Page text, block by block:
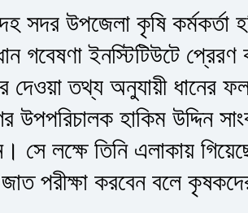
সদর উপজেলা কৃষি কর্মকর্তা
গবেষণা ইনস্টিটিউটে
দেওয়া তথ্য অনুযায়ী ধানের
উপপরিচালক হাকিম উদ্দিন
সে লক্ষে তিনি এলাকায়
জাত পরীক্ষা করবেন বলে